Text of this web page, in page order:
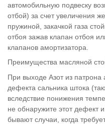
автомобильную подвеску
отбой) за счет увеличения
пружиной, закачкой газа
отбоя зажав клапан отбоя
клапанов амортизатора.
Преимущества масляной
При выходе Азот из патрона
дефекта сальника штока
вследствие понижения
не обнаружите этот дефект
бывают случаи, когда